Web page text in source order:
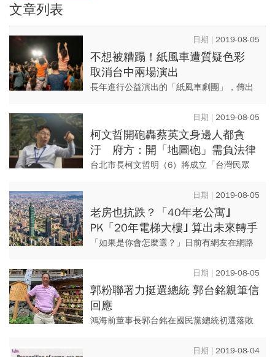
文章列表
2019-08-05
不想被糟蹋！紙風車遭質疑色彩
取消台中兩場演出
長年進行公益演出的「紙風車劇團」，傳出
被糟蹋，將取消本周末在台中的兩場演出。
對此，台中市政府發布聲明回...
2019-08-05
柯文哲開砲轟蔡英文身邊人都貪
汙 府方：開「地圖砲」需負法律
責任
台北市長柯文哲明（6）將成立「台灣民眾
大建設因政治力介入延宕，被民進黨立委鄭
運鵬反問「大巨蛋等五大弊...
2019-08-05
老房也抗跌？「40年老公寓｣
PK「20年電梯大樓｣ 算出未來轉手
性 專家教戰入手黃金屋
「如果是你會怎麼選？」日前有網友在網路
景美，自己原本也想買房在景美，但考量到
手上資金只能買到40、50...
2019-08-05
郭粉聯署力挺選總統 郭台銘親筆信
回應
鴻海前董事長郭台銘在國民黨總統初選落敗
會「老虎軍團」更自發為他脫黨參選總統募
2019-08-04